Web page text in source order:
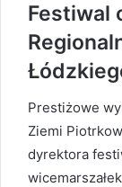
Festiwal
Prestiżowe
Ziemi
dyrektora